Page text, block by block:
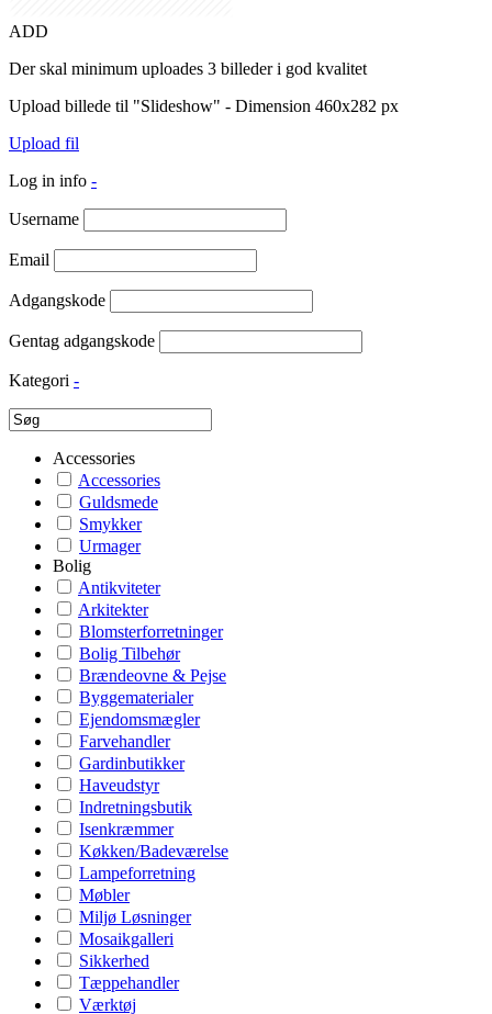
ADD
Der skal minimum uploades 3 billeder i god kvalitet
Upload billede til "Slideshow" - Dimension 460x282 px
Upload fil
Log in info -
Username
Email
Adgangskode
Gentag adgangskode
Kategori -
Accessories
Accessories
Guldsmede
Smykker
Urmager
Bolig
Antikviteter
Arkitekter
Blomsterforretninger
Bolig Tilbehør
Brændeovne & Pejse
Byggematerialer
Ejendomsmægler
Farvehandler
Gardinbutikker
Haveudstyr
Indretningsbutik
Isenkræmmer
Køkken/Badeværelse
Lampeforretning
Møbler
Miljø Løsninger
Mosaikgalleri
Sikkerhed
Tæppehandler
Værktøj